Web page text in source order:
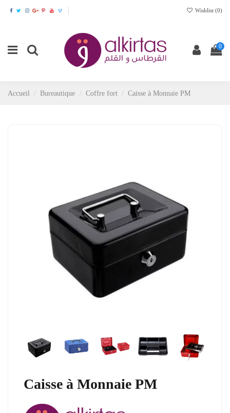
Wishlist (0)
0
Accueil Bureautique Coffre fort Caisse à Monnaie PM
Caisse à Monnaie PM